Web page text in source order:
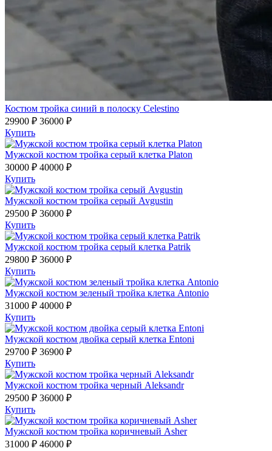
Костюм тройка синий в полоску Celestino
29900 ₽ 36000 ₽
Купить
Мужской костюм тройка серый клетка Platon
30000 ₽ 40000 ₽
Купить
Мужской костюм тройка серый Avgustin
29500 ₽ 36000 ₽
Купить
Мужской костюм тройка серый клетка Patrik
29800 ₽ 36000 ₽
Купить
Мужской костюм зеленый тройка клетка Antonio
31000 ₽ 40000 ₽
Купить
Мужской костюм двойка серый клетка Еntoni
29700 ₽ 36900 ₽
Купить
Мужской костюм тройка черный Aleksandr
29500 ₽ 36000 ₽
Купить
Мужской костюм тройка коричневый Asher
31000 ₽ 46000 ₽